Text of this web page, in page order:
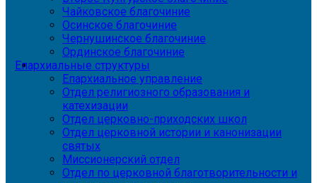
Чайковское благочиние
Осинское благочиние
Чернушинское благочиние
Ординское благочиние
Епархиальные структуры
Епархиальное управление
Отдел религиозного образования и
катехизации
Отдел церковно-приходских школ
Отдел церковной истории и канонизации
святых
Миссионерский отдел
Отдел по церковной благотворительности и